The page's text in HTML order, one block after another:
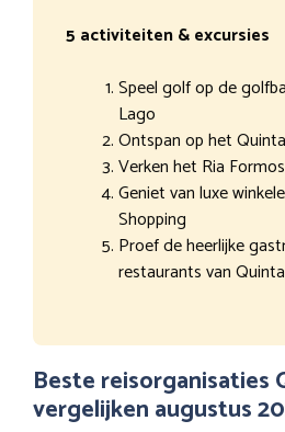
5 activiteiten & excursies
Speel golf op de
Lago
Ontspan op het
Verken het Ria
Geniet van luxe
Shopping
Proef de heerlijke
restaurants van
Beste reisorganisaties
vergelijken augustus